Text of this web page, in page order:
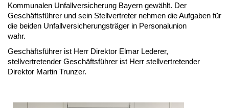
Kommunalen Unfallversicherung Bayern gewählt. Der
Geschäftsführer und sein Stellvertreter nehmen die Aufgaben für
die beiden Unfallversicherungsträger in Personalunion
wahr.
Geschäftsführer ist Herr Direktor Elmar Lederer,
stellvertretender Geschäftsführer ist Herr stellvertretender
Direktor Martin Trunzer.